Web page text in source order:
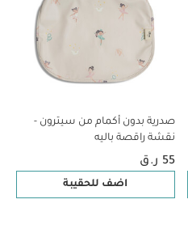
صدرية بدون أكمام من سيترون -
نقشة راقصة باليه
55 ر.ق
اضف للحقيبة